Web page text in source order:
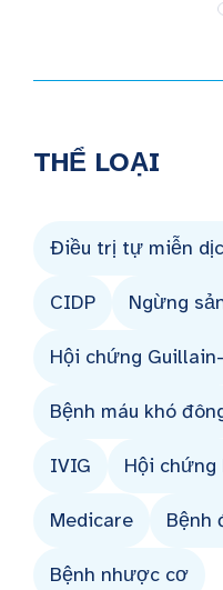
THỂ LOẠI
Điều trị tự miễn
CIDP Ngừng
Hội chứng
Bệnh máu khó
IVIG Hội chứng
Medicare Bệnh
Bệnh nhược cơ